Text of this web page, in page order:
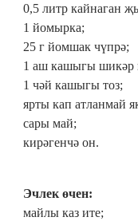
0,5 литр кайнаган
1 йомырка;
25 г йомшак чүпрә;
1 аш кашыгы шикәр
1 чәй кашыгы тоз;
ярты кап атланмай
сары май;
кирәгенчә он.
Эчлек өчен:
майлы каз ите;